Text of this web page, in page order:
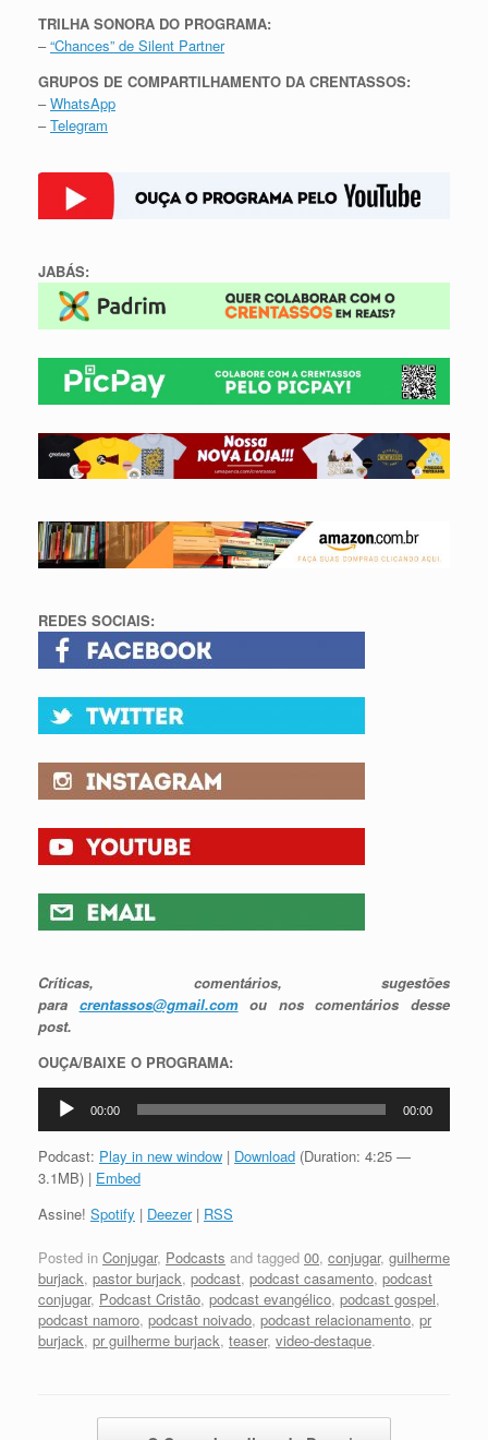
TRILHA SONORA DO PROGRAMA:
–“Chances” de Silent Partner
GRUPOS DE COMPARTILHAMENTO DA CRENTASSOS:
–WhatsApp
–Telegram
JABÁS:
REDES SOCIAIS:
Críticas, comentários, sugestões
para crentassos@gmail.comou nos comentários desse
post.
OUÇA/BAIXE O PROGRAMA:
Tocador
00:00 00:00
Podcast: Play in new window | Download (Duration: 4:25 —
3.1MB) | Embed
Assine! Spotify | Deezer| RSS
Posted in Conjugar, Podcasts and tagged 00, conjugar, guilherme
burjack, pastor burjack, podcast, podcast casamento, podcast
conjugar, Podcast Cristão, podcast evangélico, podcast gospel,
podcast namoro, podcast noivado, podcast relacionamento, pr
burjack, pr guilherme burjack, teaser, video-destaque.